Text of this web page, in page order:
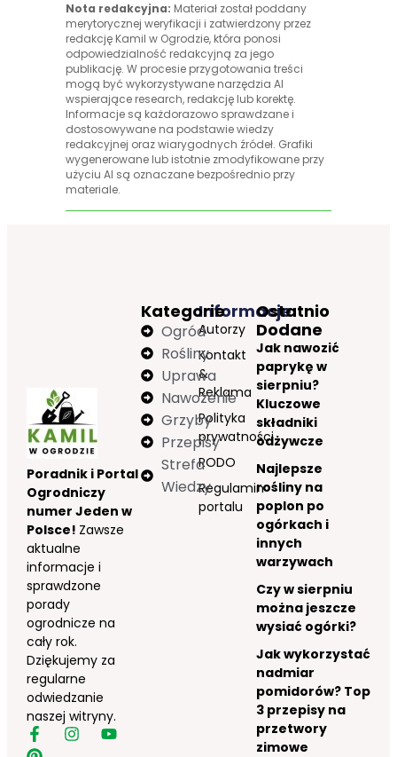
Nota redakcyjna: Materiał został poddany
merytorycznej weryfikacji i zatwierdzony przez
redakcję Kamil w Ogrodzie, która ponosi
odpowiedzialność redakcyjną za jego
publikację. W procesie przygotowania treści
mogą być wykorzystywane narzędzia AI
wspierające research, redakcję lub korektę.
Informacje są każdorazowo sprawdzane i
dostosowywane na podstawie wiedzy
redakcyjnej oraz wiarygodnych źródeł. Grafiki
wygenerowane lub istotnie zmodyfikowane przy
użyciu AI są oznaczane bezpośrednio przy
materiale.
Poradnik i Portal
Ogrodniczy
numer Jeden w
Polsce! Zawsze
aktualne
informacje i
sprawdzone
porady
ogrodnicze na
cały rok.
Dziękujemy za
regularne
odwiedzanie
naszej witryny.
Informacje
Autorzy
Kontakt
&
Reklama
Polityka
prywatności
RODO
Regulamin
portalu
Kategorie
Ogród
Rośliny
Uprawa
Nawożenie
Grzyby
Przepisy
Strefa
Wiedzy
Ostatnio
Dodane
Jak nawozić
paprykę w
sierpniu?
Kluczowe
składniki
odżywcze
Najlepsze
rośliny na
poplon po
ogórkach i
innych
warzywach
Czy w sierpniu
można jeszcze
wysiać ogórki?
Jak wykorzystać
nadmiar
pomidorów? Top
3 przepisy na
przetwory
zimowe